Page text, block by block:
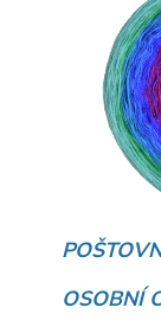
OSOBNÍ